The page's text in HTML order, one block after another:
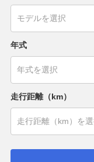
年式
走行距離（km）